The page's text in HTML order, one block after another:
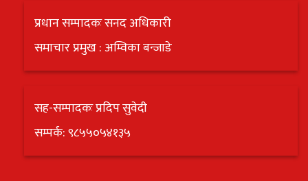
प्रधान सम्पादकः सनद अधिकारी
समाचार प्रमुख : अम्विका बन्जाडे
सह-सम्पादकः प्रदिप सुवेदी
सम्पर्क: ९८५५०५४१३५